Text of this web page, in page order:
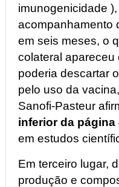
imunogenicidade
acompanhamento
em seis meses, o
colateral apareceu
poderia descartar
pelo uso da
Sanofi-Pasteur
inferior da página
em estudos
Em terceiro lugar,
produção e